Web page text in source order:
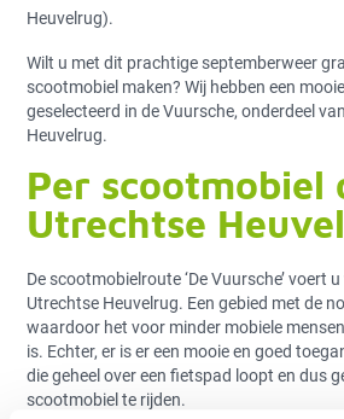
Heuvelrug).
Wilt u met dit prachtige septemberweer
scootmobiel maken? Wij hebben een
geselecteerd in de Vuursche, onderdeel
Heuvelrug.
Per scootmobiel
Utrechtse
De scootmobielroute ‘De Vuursche’ voert
Utrechtse Heuvelrug. Een gebied met de
waardoor het voor minder mobiele
is. Echter, er is er een mooie en goed
die geheel over een fietspad loopt en dus
scootmobiel te rijden.